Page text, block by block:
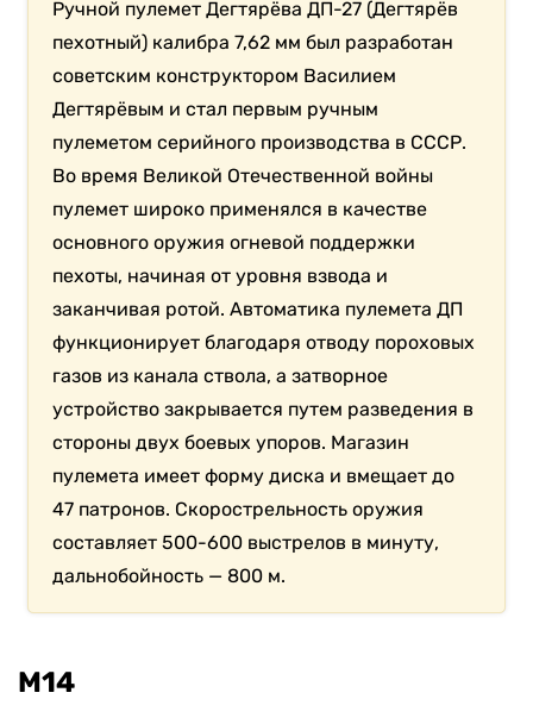
Ручной пулемет Дегтярёва ДП-27 (Дегтярёв
пехотный) калибра 7,62 мм был разработан
советским конструктором Василием
Дегтярёвым и стал первым ручным
пулеметом серийного производства в СССР.
Во время Великой Отечественной войны
пулемет широко применялся в качестве
основного оружия огневой поддержки
пехоты, начиная от уровня взвода и
заканчивая ротой. Автоматика пулемета ДП
функционирует благодаря отводу пороховых
газов из канала ствола, а затворное
устройство закрывается путем разведения в
стороны двух боевых упоров. Магазин
пулемета имеет форму диска и вмещает до
47 патронов. Скорострельность оружия
составляет 500-600 выстрелов в минуту,
дальнобойность — 800 м.
M14